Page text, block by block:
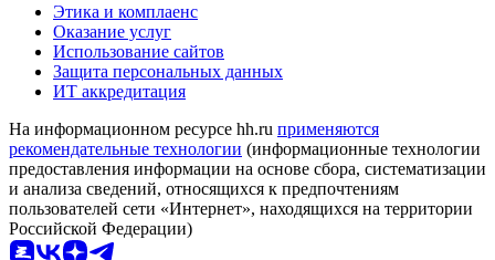
Этика и комплаенс
Оказание услуг
Использование сайтов
Защита персональных данных
ИТ аккредитация
На информационном ресурсе hh.ru применяются
рекомендательные технологии (информационные технологии
предоставления информации на основе сбора, систематизации
и анализа сведений, относящихся к предпочтениям
пользователей сети «Интернет», находящихся на территории
Российской Федерации)